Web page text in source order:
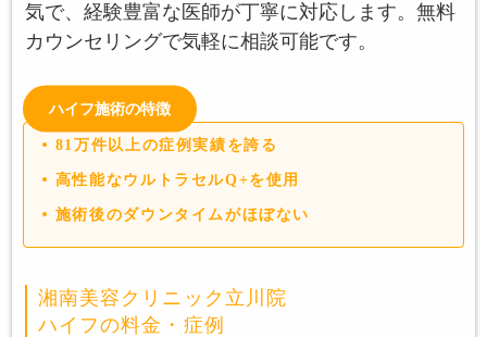
気で、経験豊富な医師が丁寧に対応します。無料
カウンセリングで気軽に相談可能です。
ハイフ施術の特徴
81万件以上の症例実績を誇る
高性能なウルトラセルQ+を使用
施術後のダウンタイムがほぼない
湘南美容クリニック立川院
ハイフの料金・症例